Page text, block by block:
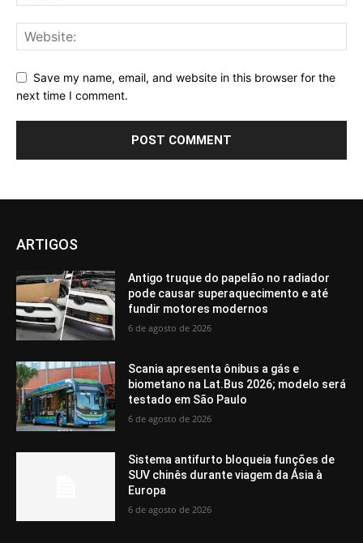
Save my name, email, and website in this browser for the
next time I comment.
ARTIGOS
Antigo truque do papelão no radiador
pode causar superaquecimento e até
fundir motores modernos
6 de agosto de 2026
Scania apresenta ônibus a gás e
biometano na Lat.Bus 2026; modelo será
testado em São Paulo
6 de agosto de 2026
Sistema antifurto bloqueia funções de
SUV chinês durante viagem da Ásia à
Europa
6 de agosto de 2026